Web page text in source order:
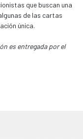
que buscan una
de las cartas
única.
es entregada por el